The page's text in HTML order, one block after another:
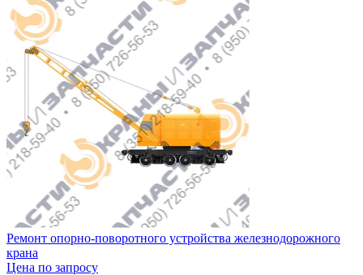
Ремонт опорно-поворотного устройства железнодорожного
крана
Цена по запросу